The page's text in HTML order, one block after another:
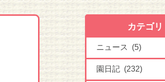
カテゴリ
ニュース (5)
園日記 (232)